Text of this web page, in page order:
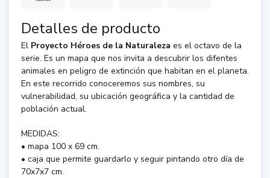
Detalles de producto
El Proyecto Héroes de la Naturaleza es el octavo de la
serie. Es un mapa que nos invita a descubrir los difentes
animales en peligro de extinción que habitan en el planeta.
En este recorrido conoceremos sus nombres, su
vulnerabilidad, su ubicación geográfica y la cantidad de
población actual.
MEDIDAS:
• mapa 100 x 69 cm.
• caja que permite guardarlo y seguir pintando otro día de
70x7x7 cm.